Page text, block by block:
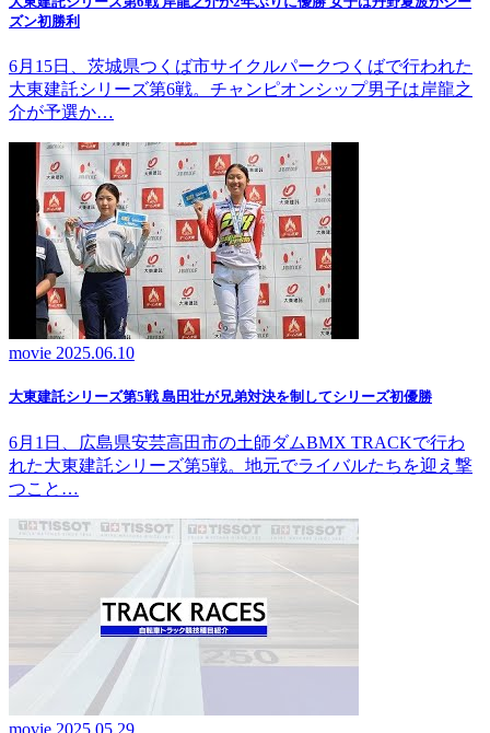
ズン初勝利
6月15日、茨城県つくば市サイクルパークつくばで行われた
大東建託シリーズ第6戦。チャンピオンシップ男子は岸龍之
介が予選か…
movie 2025.06.10
大東建託シリーズ第5戦 島田壮が兄弟対決を制してシリーズ初優勝
6月1日、広島県安芸高田市の土師ダムBMX TRACKで行わ
れた大東建託シリーズ第5戦。地元でライバルたちを迎え撃
つこと…
movie 2025.05.29